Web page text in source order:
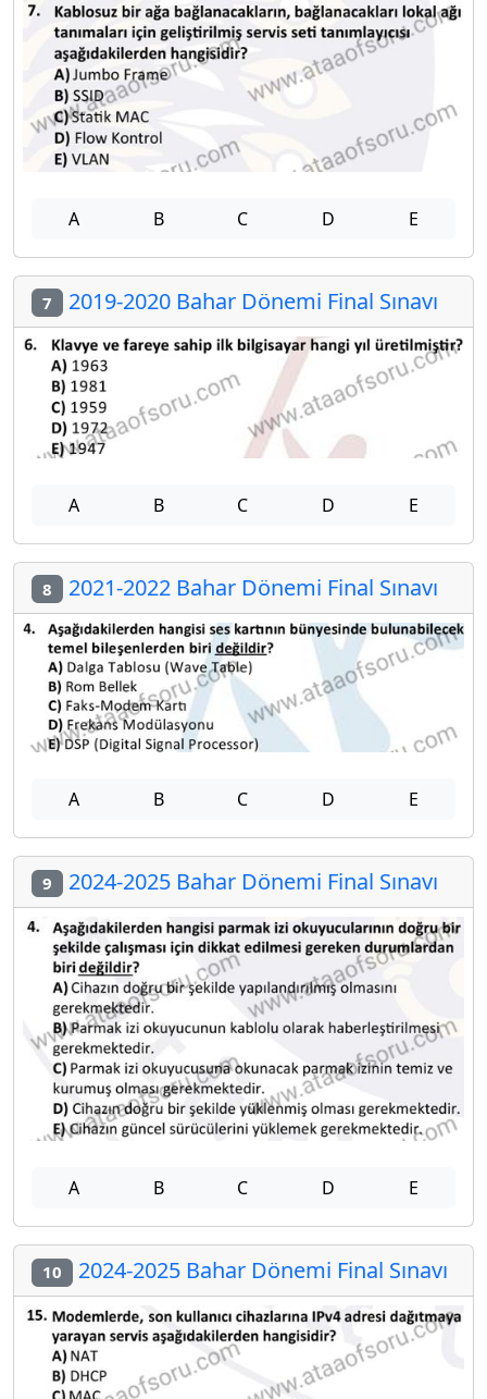
A B C D E
7 2019-2020 Bahar Dönemi Final Sınavı
A B C D E
8 2021-2022 Bahar Dönemi Final Sınavı
A B C D E
9 2024-2025 Bahar Dönemi Final Sınavı
A B C D E
10 2024-2025 Bahar Dönemi Final Sınavı